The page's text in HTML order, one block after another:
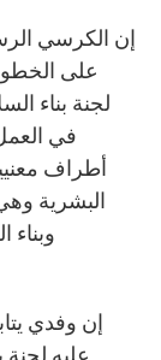
إن الكرسي
على
لجنة بناء
في
أطراف
البشرية
إن وفدي
عليه لجنة